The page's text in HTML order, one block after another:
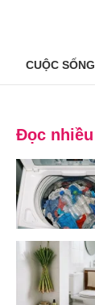
CUỘC SỐNG
Đọc nhiều